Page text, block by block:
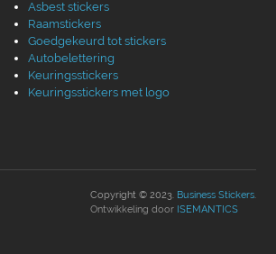
Asbest stickers
Raamstickers
Goedgekeurd tot stickers
Autobelettering
Keuringsstickers
Keuringsstickers met logo
Copyright © 2023. Business Stickers.
Ontwikkeling door ISEMANTICS